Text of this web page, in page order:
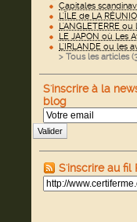
Capitales
L'ÎLE de LA
L'ANGLETERRE ou
LE JAPON où Les
L'IRLANDE ou les
> Tous les articles (
S'inscrire à la
blog
Valider
S'inscrire au fil